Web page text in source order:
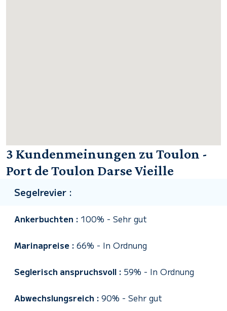
3 Kundenmeinungen zu Toulon -
Port de Toulon Darse Vieille
Segelrevier :
Ankerbuchten : 100% - Sehr gut
Marinapreise : 66% - In Ordnung
Seglerisch anspruchsvoll : 59% - In Ordnung
Abwechslungsreich : 90% - Sehr gut